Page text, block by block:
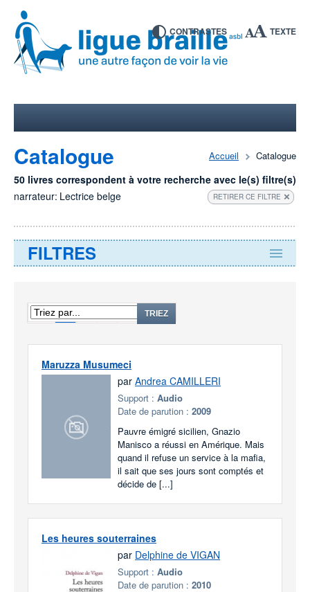
CONTRASTES TEXTE
Accueil Catalogue
Catalogue
50 livres correspondent à votre recherche avec le(s) filtre(s)
narrateur: Lectrice belge RETIRER CE FILTRE
FILTRES
1 TRIEZ
Maruzza Musumeci
par Andrea CAMILLERI
Support : Audio
Date de parution : 2009
Pauvre émigré sicilien, Gnazio
Manisco a réussi en Amérique. Mais
quand il refuse un service à la mafia,
il sait que ses jours sont comptés et
décide de [...]
Les heures souterraines
par Delphine de VIGAN
Support : Audio
Date de parution : 2010